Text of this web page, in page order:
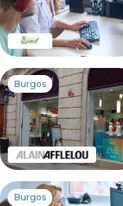
Burgos
Burgos